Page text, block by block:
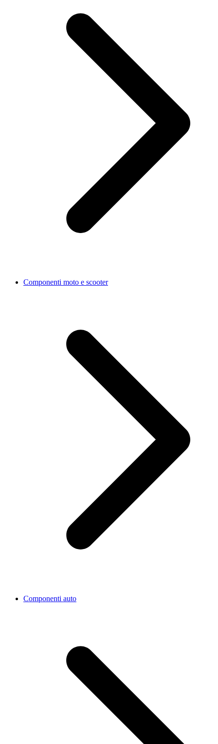
Componenti moto e scooter
Componenti auto